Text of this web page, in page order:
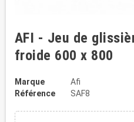
AFI - Jeu de
froide 600 x 800
Marque
Afi
Référence
SAF8